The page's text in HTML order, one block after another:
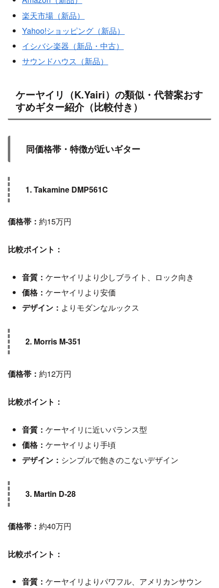
楽天市場（新品）
Yahoo!ショッピング（新品）
イシバシ楽器（新品・中古）
サウンドハウス（新品）
ケーヤイリ（K.Yairi）の類似・代替案おす
すめギター紹介（比較付き）
同価格帯・特徴が近いギター
1. Takamine DMP561C
価格帯： 約15万円
比較ポイント：
音質：ケーヤイリより少しブライト、ロック向き
価格：ケーヤイリより安価
デザイン： よりモダンなルックス
2. Morris M-351
価格帯： 約12万円
比較ポイント：
音質：ケーヤイリに近いバランス型
価格：ケーヤイリより手頃
デザイン： シンプルで飽きのこないデザイン
3. Martin D-28
価格帯： 約40万円
比較ポイント：
音質：ケーヤイリよりパワフル、アメリカンサウン